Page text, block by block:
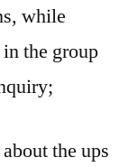
while
the group
the ups